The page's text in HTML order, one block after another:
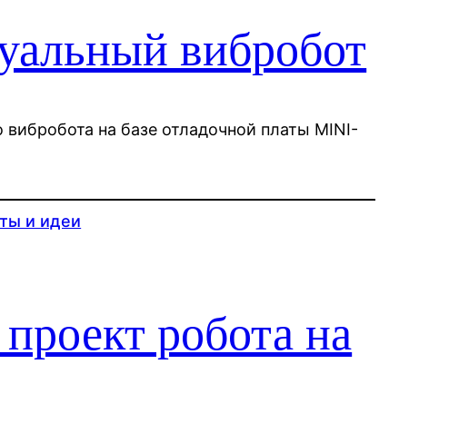
вибробот
вибробота на базе отладочной платы MINI-
и идеи
робота на